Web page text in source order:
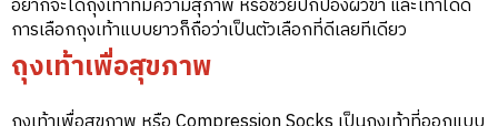
การเลือกถุงเท้าแบบยาวก็ถือว่าเป็นตัวเลือกที่ดีเลยทีเดียว
ถุงเท้าเพื่อสุขภาพ